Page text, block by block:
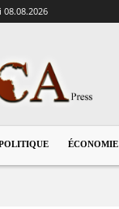
08.08.2026
ÉCONOMIE